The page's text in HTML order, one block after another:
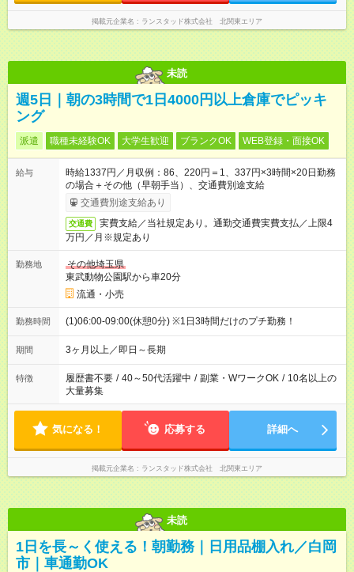
掲載元企業名 ランスタッド株式会社 北関東エリア
未読
週5日｜朝の3時間で1日4000円以上倉庫でピッキ
ング
派遣 職種未経験OK 大学生歓迎 ブランクOK WEB登録・面接OK
給与
時給1337円／月収例：86、220円＝1、337円×3時間×20日勤務
の場合＋その他（早朝手当）、交通費別途支給
交通費別途支給あり
交通費
実費支給／当社規定あり。通勤交通費実費支払／上限4
万円／月※規定あり
勤務地
その他埼玉県
東武動物公園駅から車20分
流通・小売
勤務時間 (1)06:00-09:00(休憩0分) ※1日3時間だけのプチ勤務！
期間 3ヶ月以上／即日～長期
特徴 履歴書不要 / 40～50代活躍中 / 副業・WワークOK / 10名以上の
大量募集
気になる！ 応募する 詳細へ
掲載元企業名 ランスタッド株式会社 北関東エリア
未読
1日を長～く使える！朝勤務｜日用品棚入れ／白岡
市｜車通勤OK